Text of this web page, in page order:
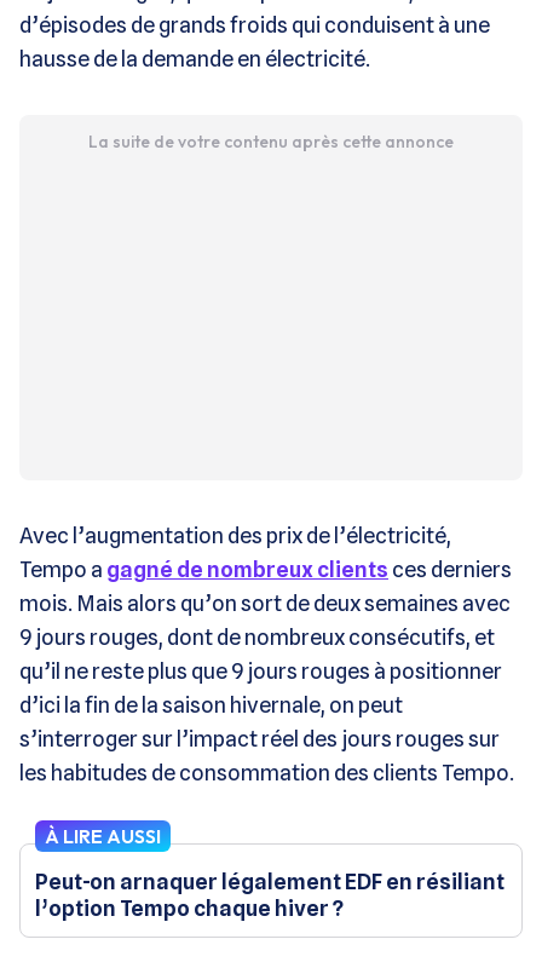
d’épisodes de grands froids qui conduisent à une
hausse de la demande en électricité.
La suite de votre contenu après cette annonce
Avec l’augmentation des prix de l’électricité,
Tempo a gagné de nombreux clients ces derniers
mois. Mais alors qu’on sort de deux semaines avec
9 jours rouges, dont de nombreux consécutifs, et
qu’il ne reste plus que 9 jours rouges à positionner
d’ici la fin de la saison hivernale, on peut
s’interroger sur l’impact réel des jours rouges sur
les habitudes de consommation des clients Tempo.
À LIRE AUSSI
Peut-on arnaquer légalement EDF en résiliant
l’option Tempo chaque hiver ?